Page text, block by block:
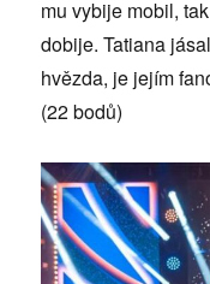
mu vybije mobil,
dobije. Tatiana
hvězda, je jejím
(22 bodů)